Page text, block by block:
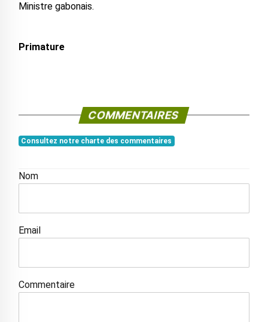
Ministre gabonais.
Primature
COMMENTAIRES
Consultez notre charte des commentaires
Nom
Email
Commentaire